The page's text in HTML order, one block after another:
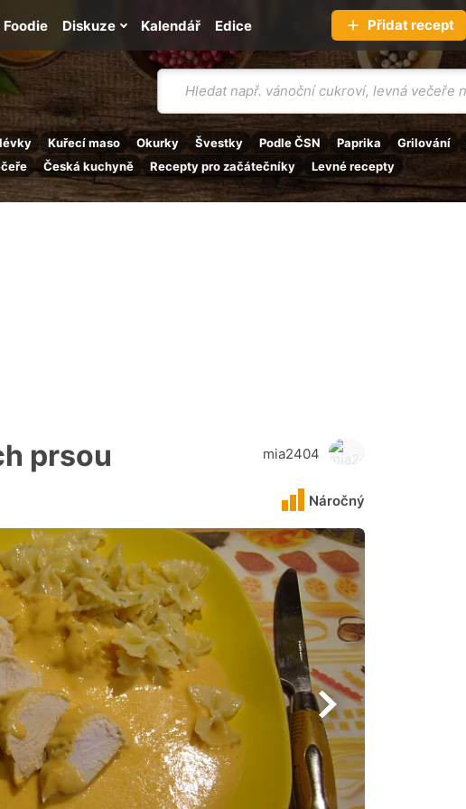
Vyhledávání
Kuřecí maso Okurky Švestky Podle ČSN Paprika Grilování
Česká kuchyně Recepty pro začátečníky Levné recepty
Kalendář
Foodie Diskuze Edice Přidat recept
prsou mia2404
Náročný